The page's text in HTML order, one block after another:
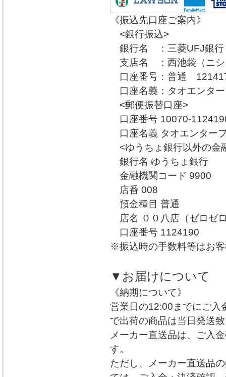
《振込先口座ご案内》
<銀行振込>
銀行名 ：三菱UFJ銀行
支店名 ：西池袋（ニシ
口座番号：普通
口座名義：タオエンタ
<郵便振替口座>
口座番号 10070-
口座名義 タオエンター
<ゆうちょ銀行以外の金
銀行名 ゆうちょ銀行
金融機関コード 9900
店番 008
預金種目 普通
店名 ００八店（ゼロゼ
口座番号 1124190
※振込時の手数料等はお
▼お届けについて
《納期について》
営業日の12:00までにご入
で出荷の商品は当日発送
メーカー直送品は、ご入
す。
ただし、メーカー直送品